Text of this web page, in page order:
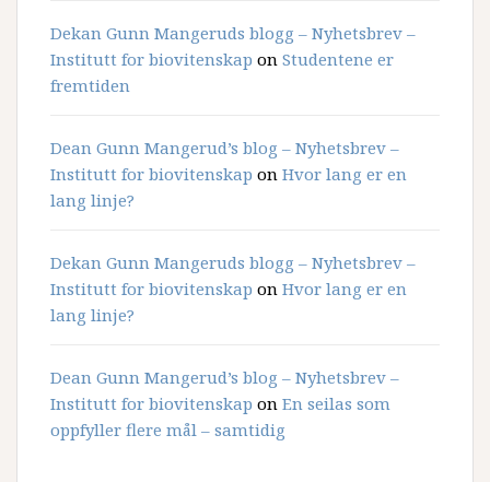
Dekan Gunn Mangeruds blogg – Nyhetsbrev –
Institutt for biovitenskap on Studentene er
fremtiden
Dean Gunn Mangerud’s blog – Nyhetsbrev –
Institutt for biovitenskap on Hvor lang er en
lang linje?
Dekan Gunn Mangeruds blogg – Nyhetsbrev –
Institutt for biovitenskap on Hvor lang er en
lang linje?
Dean Gunn Mangerud’s blog – Nyhetsbrev –
Institutt for biovitenskap on En seilas som
oppfyller flere mål – samtidig